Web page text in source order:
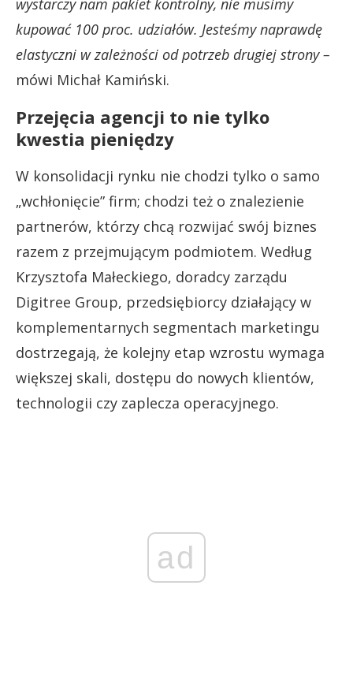
wystarczy nam pakiet kontrolny, nie musimy
kupować 100 proc. udziałów. Jesteśmy naprawdę
elastyczni w zależności od potrzeb drugiej strony –
mówi Michał Kamiński.
Przejęcia agencji to nie tylko
kwestia pieniędzy
W konsolidacji rynku nie chodzi tylko o samo
„wchłonięcie” firm; chodzi też o znalezienie
partnerów, którzy chcą rozwijać swój biznes
razem z przejmującym podmiotem. Według
Krzysztofa Małeckiego, doradcy zarządu
Digitree Group, przedsiębiorcy działający w
komplementarnych segmentach marketingu
dostrzegają, że kolejny etap wzrostu wymaga
większej skali, dostępu do nowych klientów,
technologii czy zaplecza operacyjnego.
ad